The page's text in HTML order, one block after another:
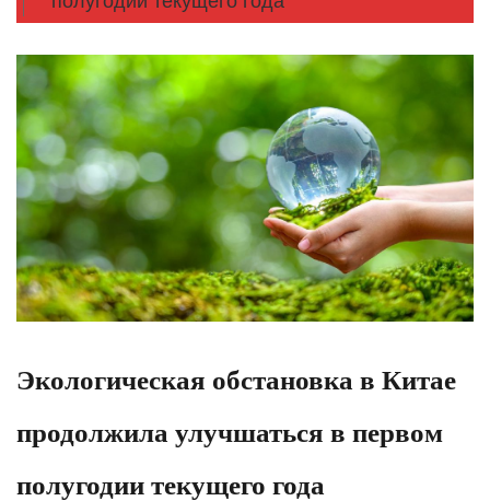
Экологическая обстановка в Китае
продолжила улучшаться в первом
полугодии текущего года